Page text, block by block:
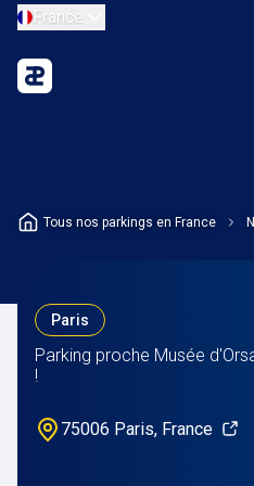
France
Tous nos parkings en France
Paris
Parking proche Musée
!
75006 Paris, France